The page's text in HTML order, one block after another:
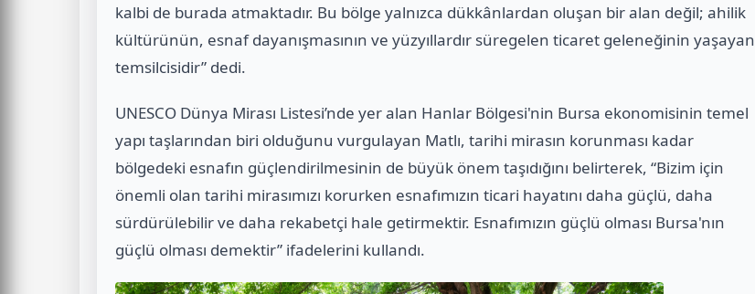
kalbi de burada atmaktadır. Bu bölge yalnızca dükkânlardan oluşan bir alan değil; ahilik
kültürünün, esnaf dayanışmasının ve yüzyıllardır süregelen ticaret geleneğinin yaşayan
temsilcisidir” dedi.
UNESCO Dünya Mirası Listesi’nde yer alan Hanlar Bölgesi'nin Bursa ekonomisinin temel
yapı taşlarından biri olduğunu vurgulayan Matlı, tarihi mirasın korunması kadar
bölgedeki esnafın güçlendirilmesinin de büyük önem taşıdığını belirterek, “Bizim için
önemli olan tarihi mirasımızı korurken esnafımızın ticari hayatını daha güçlü, daha
sürdürülebilir ve daha rekabetçi hale getirmektir. Esnafımızın güçlü olması Bursa'nın
güçlü olması demektir” ifadelerini kullandı.